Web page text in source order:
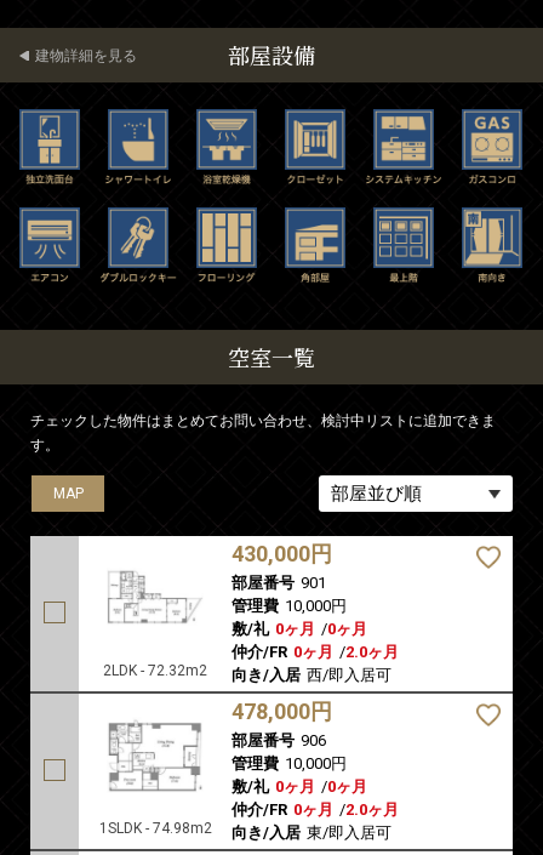
部屋設備
建物詳細を見る
空室一覧
チェックした物件はまとめてお問い合わせ、検討中リストに追加できま
す。
MAP
2LDK - 72.32m2
430,000円
部屋番号 901
管理費 10,000円
敷/礼 0ヶ月 /0ヶ月
仲介/FR 0ヶ月 /2.0ヶ月
向き/入居 西/即入居可
MAP
1SLDK - 74.98m2
478,000円
部屋番号 906
管理費 10,000円
敷/礼 0ヶ月 /0ヶ月
仲介/FR 0ヶ月 /2.0ヶ月
向き/入居 東/即入居可
MAP
MAP